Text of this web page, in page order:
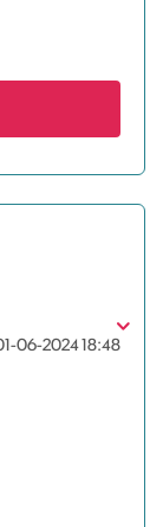
06-202418:48